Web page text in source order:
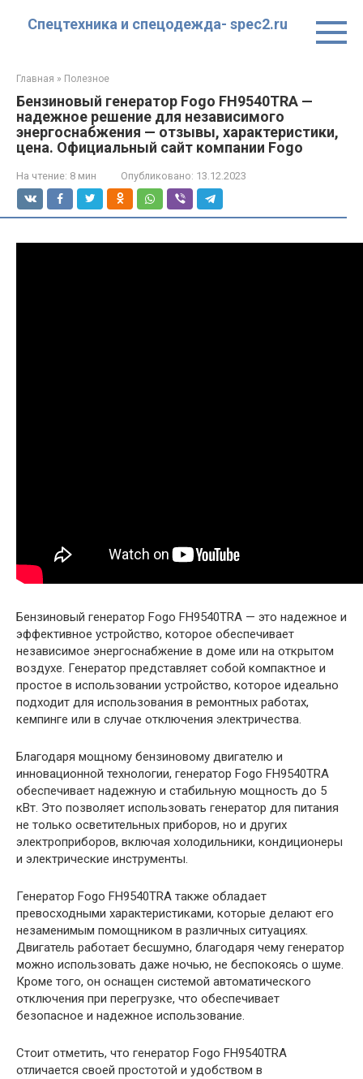
Спецтехника и спецодежда- spec2.ru
Главная » Полезное
Бензиновый генератор Fogo FH9540TRA —
надежное решение для независимого
энергоснабжения — отзывы, характеристики,
цена. Официальный сайт компании Fogo
На чтение: 8 мин Опубликовано: 13.12.2023
Бензиновый генератор Fogo FH9540TRA — это надежное и
эффективное устройство, которое обеспечивает
независимое энергоснабжение в доме или на открытом
воздухе. Генератор представляет собой компактное и
простое в использовании устройство, которое идеально
подходит для использования в ремонтных работах,
кемпинге или в случае отключения электричества.
Благодаря мощному бензиновому двигателю и
инновационной технологии, генератор Fogo FH9540TRA
обеспечивает надежную и стабильную мощность до 5
кВт. Это позволяет использовать генератор для питания
не только осветительных приборов, но и других
электроприборов, включая холодильники, кондиционеры
и электрические инструменты.
Генератор Fogo FH9540TRA также обладает
превосходными характеристиками, которые делают его
незаменимым помощником в различных ситуациях.
Двигатель работает бесшумно, благодаря чему генератор
можно использовать даже ночью, не беспокоясь о шуме.
Кроме того, он оснащен системой автоматического
отключения при перегрузке, что обеспечивает
безопасное и надежное использование.
Стоит отметить, что генератор Fogo FH9540TRA
отличается своей простотой и удобством в